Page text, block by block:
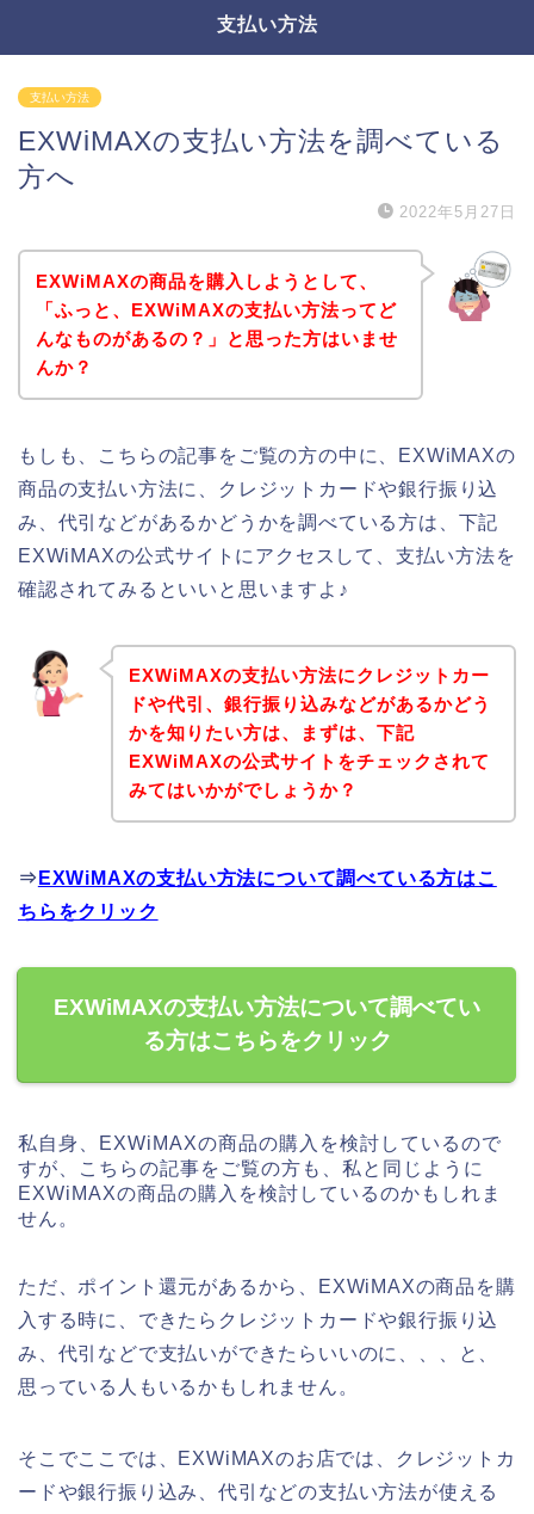
支払い方法
支払い方法
EXWiMAXの支払い方法を調べている
方へ
2022年5月27日
EXWiMAXの商品を購入しようとして、
「ふっと、EXWiMAXの支払い方法ってど
んなものがあるの？」と思った方はいませ
んか？
もしも、こちらの記事をご覧の方の中に、EXWiMAXの
商品の支払い方法に、クレジットカードや銀行振り込
み、代引などがあるかどうかを調べている方は、下記
EXWiMAXの公式サイトにアクセスして、支払い方法を
確認されてみるといいと思いますよ♪
EXWiMAXの支払い方法にクレジットカー
ドや代引、銀行振り込みなどがあるかどう
かを知りたい方は、まずは、下記
EXWiMAXの公式サイトをチェックされて
みてはいかがでしょうか？
⇒ EXWiMAXの支払い方法について調べている方はこ
ちらをクリック
EXWiMAXの支払い方法について調べてい
る方はこちらをクリック
私自身、EXWiMAXの商品の購入を検討しているので
すが、こちらの記事をご覧の方も、私と同じように
EXWiMAXの商品の購入を検討しているのかもしれま
せん。
ただ、ポイント還元があるから、EXWiMAXの商品を購
入する時に、できたらクレジットカードや銀行振り込
み、代引などで支払いができたらいいのに、、、と、
思っている人もいるかもしれません。
そこでここでは、EXWiMAXのお店では、クレジットカ
ードや銀行振り込み、代引などの支払い方法が使える